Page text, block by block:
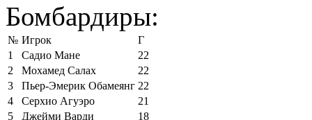
Бомбардиры:
№ Игрок
Г
1
Садио Мане
22
2
Мохамед Салах
22
3
Пьер-Эмерик Обамеянг 22
4
Серхио Агуэро
21
5
Джейми Варди
18